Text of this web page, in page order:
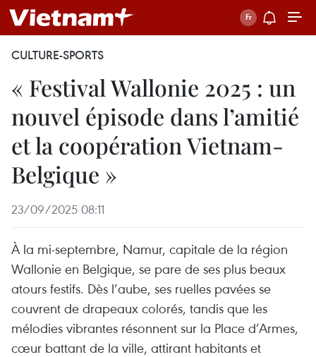
CULTURE-SPORTS
« Festival Wallonie 2025 : un
nouvel épisode dans l’amitié
et la coopération Vietnam-
Belgique »
23/09/2025 08:11
À la mi-septembre, Namur, capitale de la région
Wallonie en Belgique, se pare de ses plus beaux
atours festifs. Dès l’aube, ses ruelles pavées se
couvrent de drapeaux colorés, tandis que les
mélodies vibrantes résonnent sur la Place d’Armes,
cœur battant de la ville, attirant habitants et